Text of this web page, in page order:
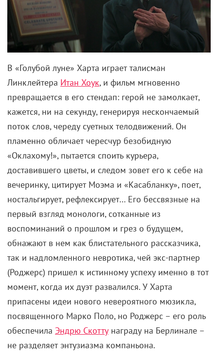
В «Голубой луне» Харта играет талисман
Линклейтера Итан Хоук, и фильм мгновенно
превращается в его стендап: герой не замолкает,
кажется, ни на секунду, генерируя нескончаемый
поток слов, череду суетных телодвижений. Он
пламенно обличает чересчур безобидную
«Оклахому!», пытается споить курьера,
доставившего цветы, и следом зовет его к себе на
вечеринку, цитирует Моэма и «Касабланку», поет,
ностальгирует, рефлексирует… Его бессвязные на
первый взгляд монологи, сотканные из
воспоминаний о прошлом и грез о будущем,
обнажают в нем как блистательного рассказчика,
так и надломленного невротика, чей экс-партнер
(Роджерс) пришел к истинному успеху именно в тот
момент, когда их дуэт развалился. У Харта
припасены идеи нового невероятного мюзикла,
посвященного Марко Поло, но Роджерс – его роль
обеспечила Эндрю Скотту награду на Берлинале –
не разделяет энтузиазма компаньона.